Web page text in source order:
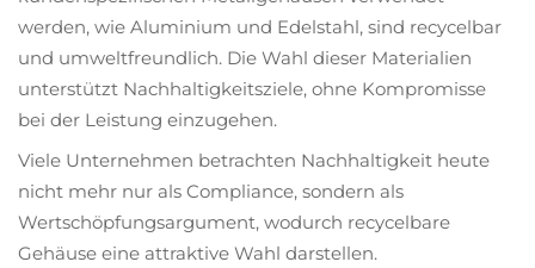
werden, wie Aluminium und Edelstahl, sind recycelbar
und umweltfreundlich. Die Wahl dieser Materialien
unterstützt Nachhaltigkeitsziele, ohne Kompromisse
bei der Leistung einzugehen.
Viele Unternehmen betrachten Nachhaltigkeit heute
nicht mehr nur als Compliance, sondern als
Wertschöpfungsargument, wodurch recycelbare
Gehäuse eine attraktive Wahl darstellen.